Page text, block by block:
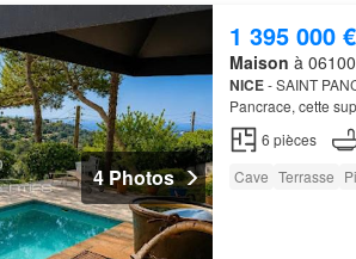
4 Photos
1 395 000 €
Maison à
NICE- SAINT
Pancrace, cette
elle bénéficie d'un
6 pièces
Cave Terrasse